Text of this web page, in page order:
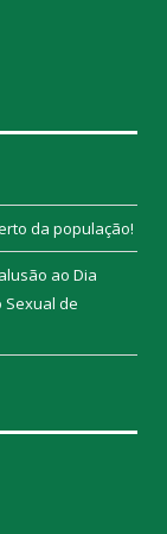
da população!
ao Dia
Sexual de